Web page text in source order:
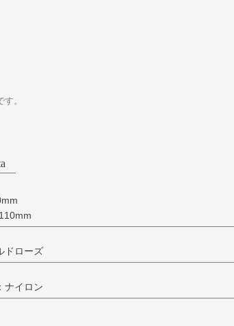
。
ドローズ
ナイロン